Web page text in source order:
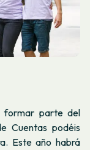
formar parte del
Cuentas podéis
Este año habrá